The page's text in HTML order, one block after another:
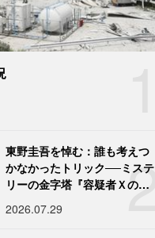
2
東野圭吾を悼む：誰も考えつ
かなかったトリック──ミステ
リーの金字塔『容疑者Ｘの献
2026.07.29